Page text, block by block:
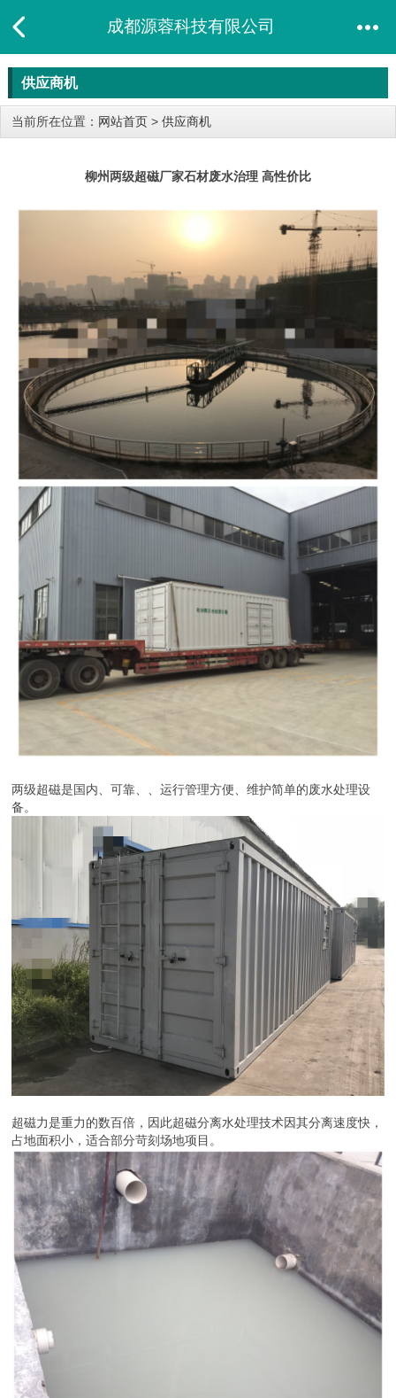
成都源蓉科技有限公司
供应商机
当前所在位置： 网站首页 > 供应商机
柳州两级超磁厂家石材废水治理 高性价比
两级超磁是国内、可靠、、运行管理方便、维护简单的废水处理设
备。
超磁力是重力的数百倍，因此超磁分离水处理技术因其分离速度快，
占地面积小，适合部分苛刻场地项目。